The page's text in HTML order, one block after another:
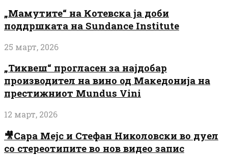
„Мамутите“ на Котевска ја доби
поддршката на Sundance Institute
25 март, 2026
„Тиквеш“ прогласен за најдобар
производител на вино од Македонија на
престижниот Mundus Vini
12 март, 2026
🎥Сара Мејс и Стефан Николовски во дуел
со стереотипите во нов видео запис